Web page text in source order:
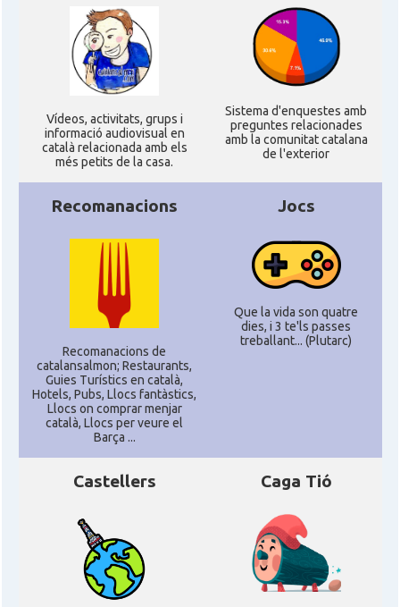
Ví­deos, activitats, grups i
informació audiovisual en
català relacionada amb els
més petits de la casa.
Sistema d'enquestes amb
preguntes relacionades
amb la comunitat catalana
de l'exterior
Recomanacions
Recomanacions de
catalansalmon; Restaurants,
Guies Turístics en català,
Hotels, Pubs, Llocs fantàstics,
Llocs on comprar menjar
català, Llocs per veure el
Barça ...
Jocs
Que la vida son quatre
dies, i 3 te'ls passes
treballant... (Plutarc)
Castellers Caga Tió